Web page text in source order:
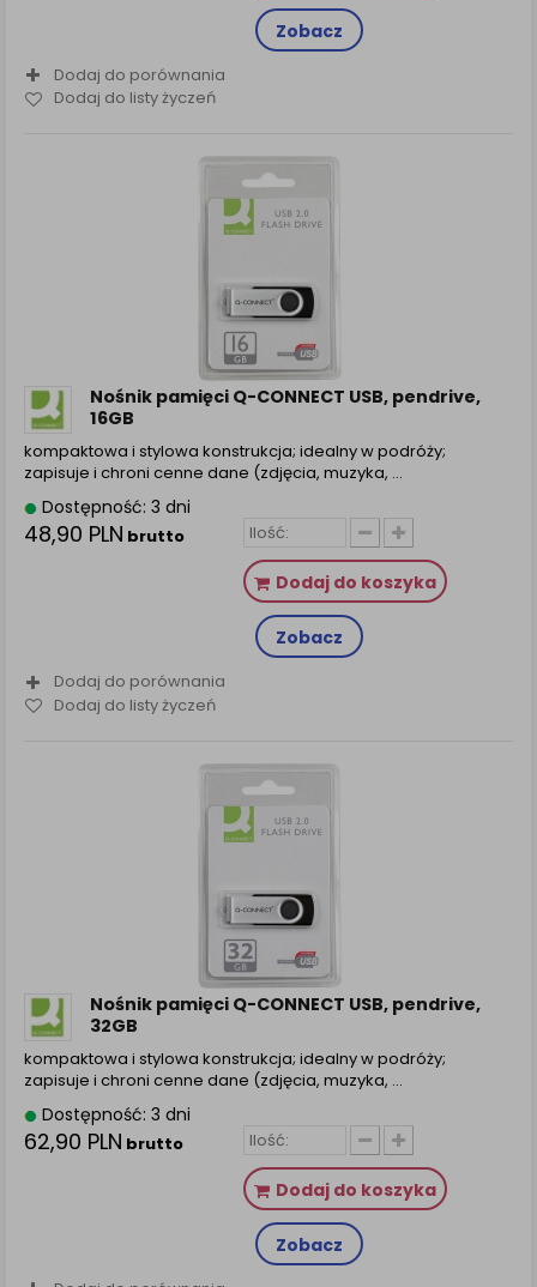
Zobacz
Dodaj do porównania
Dodaj do listy życzeń
Nośnik pamięci Q-CONNECT USB, pendrive,
16GB
kompaktowa i stylowa konstrukcja; idealny w podróży;
zapisuje i chroni cenne dane (zdjęcia, muzyka, ...
Dostępność: 3 dni
48,90 PLN brutto
Dodaj do koszyka
Zobacz
Dodaj do porównania
Dodaj do listy życzeń
Nośnik pamięci Q-CONNECT USB, pendrive,
32GB
kompaktowa i stylowa konstrukcja; idealny w podróży;
zapisuje i chroni cenne dane (zdjęcia, muzyka, ...
Dostępność: 3 dni
62,90 PLN brutto
Dodaj do koszyka
Zobacz